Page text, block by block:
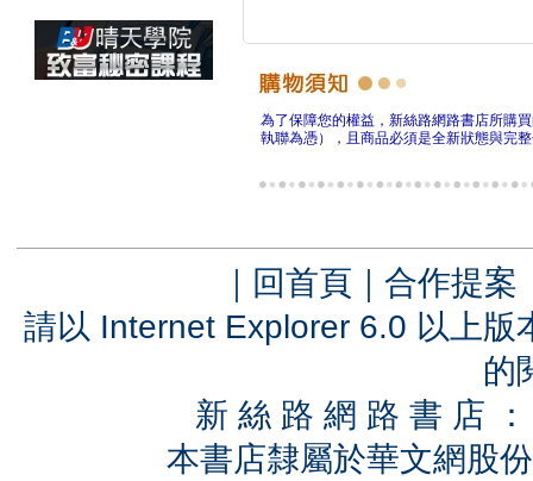
為了保障您的權益，新絲路網路書店所購
執聯為憑），且商品必須是全新狀態與完
｜ 回首頁 ｜ 合作提案
請以 Internet Explorer 6.0 以上
的
新 絲 路 網 路 書 店
本書店隸屬於華文網股